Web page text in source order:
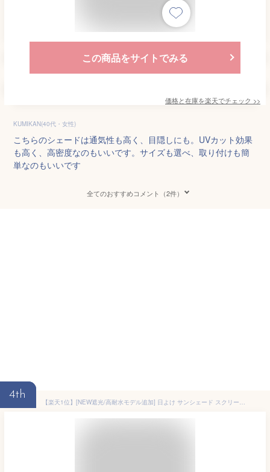
この商品をサイトでみる
価格と在庫を楽天でチェック >>
KUMIKAN(40代・女性)
こちらのシェードは通気性も高く、目隠しにも。UVカット効果
も高く、高密度なのもいいです。サイズも選べ、取り付けも簡
単なのもいいです
全てのおすすめコメント（2件）
4th
【楽天1位】[NEW遮光/高耐水モデル追加] 日よけ サンシェード スクリーン 幅200×丈290cm 日よけスクリーン オーニング タープ よしず すだれ シェード 日除け 目隠し 紫外線 UVカット 撥水 遮熱 ベランダ 庭 おしゃれ 西日対策 2m×2.9m 日除け 1年保証 ■[送料無料]